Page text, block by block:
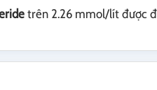
trên 2.26 mmol/lít được